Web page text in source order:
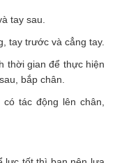
tay sau.
tay trước và cẳng tay.
thời gian để thực hiện
bắp chân.
tác động lên chân,